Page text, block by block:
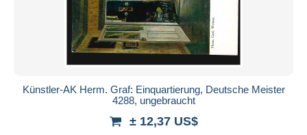
Künstler-AK Herm. Graf: Einquartierung, Deutsche Meister
4288, ungebraucht
± 12,37 US$